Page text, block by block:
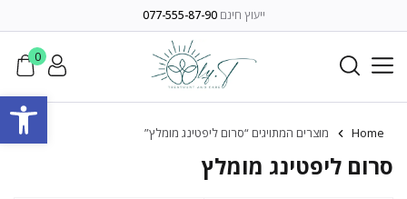
ייעוץ חינם 077-555-87-90
0
Home מוצרים המתויגים “סרום ליפטינג מומלץ”
סרום ליפטינג מומלץ
פתח